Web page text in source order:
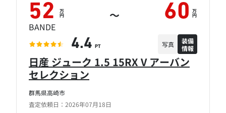
群馬県高崎市
査定依頼日：2026年07月18日
日産 ジューク 1.5 15RX V アーバン
セレクション
52 万
円 ～ 60 万
円
BANDE
4.4 PT 写真
装備
情報